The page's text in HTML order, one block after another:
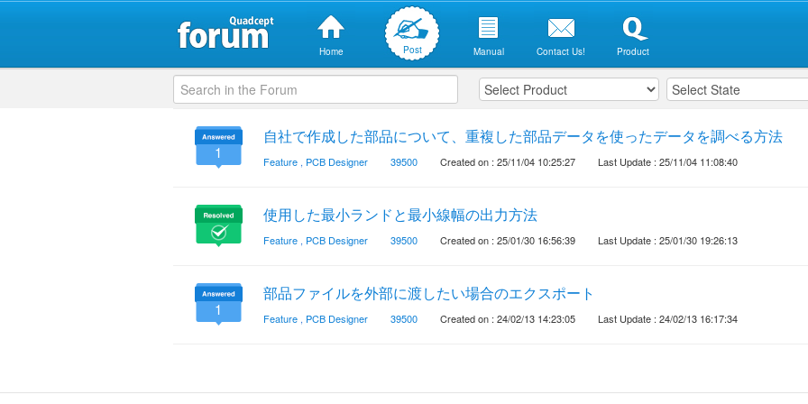
Home Post Manual Contact Us! Product
1
自社で作成した部品について、重複した部品データを使ったデータを調べる方法
Feature , PCB Designer 39500 Created on : 25/11/04 10:25:27 Last Update : 25/11/04 11:08:40
使用した最小ランドと最小線幅の出力方法
Feature , PCB Designer 39500 Created on : 25/01/30 16:56:39 Last Update : 25/01/30 19:26:13
1
部品ファイルを外部に渡したい場合のエクスポート
Feature , PCB Designer 39500 Created on : 24/02/13 14:23:05 Last Update : 24/02/13 16:17:34